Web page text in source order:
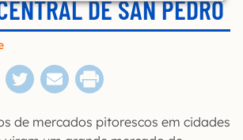
DE SAN PEDRO
de mercados pitorescos em cidades